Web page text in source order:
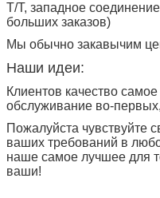
T/T, западное
больших заказов)
Мы обычно закавычим
Наши идеи:
Клиентов качество
обслуживание во-
Пожалуйста чувствуйте
ваших требований в
наше самое лучшее для
ваши!